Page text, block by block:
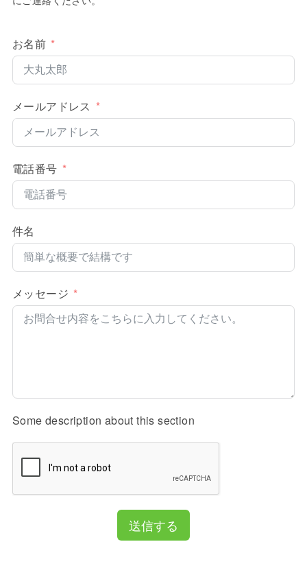
お名前
メールアドレス
電話番号
件名
メッセージ
Some description about this section
送信する